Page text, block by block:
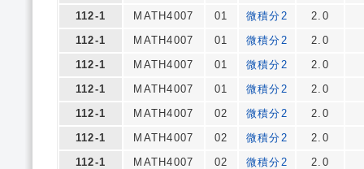
112-1
MATH4007 01 微積分2
2.0
112-1
MATH4007 01 微積分2
2.0
112-1
MATH4007 01 微積分2
2.0
112-1
MATH4007 01 微積分2
2.0
112-1
MATH4007 02 微積分2
2.0
112-1
MATH4007 02 微積分2
2.0
112-1
MATH4007 02 微積分2
2.0